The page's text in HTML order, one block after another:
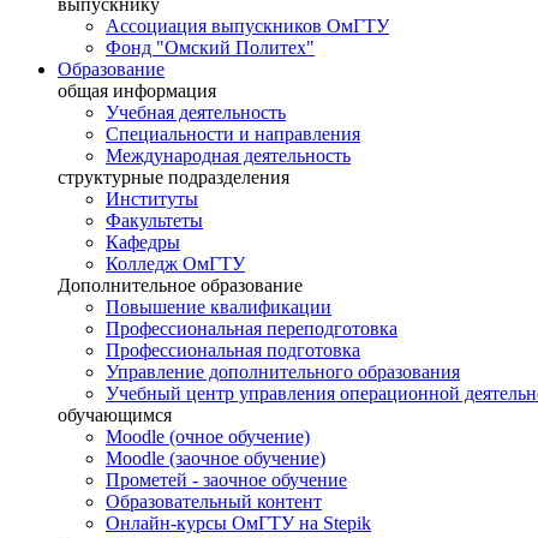
выпускнику
Ассоциация выпускников ОмГТУ
Фонд "Омский Политех"
Образование
общая информация
Учебная деятельность
Специальности и направления
Международная деятельность
структурные подразделения
Институты
Факультеты
Кафедры
Колледж ОмГТУ
Дополнительное образование
Повышение квалификации
Профессиональная переподготовка
Профессиональная подготовка
Управление дополнительного образования
Учебный центр управления операционной
обучающимся
Moodle (очное обучение)
Moodle (заочное обучение)
Прометей - заочное обучение
Образовательный контент
Онлайн-курсы ОмГТУ на Stepik